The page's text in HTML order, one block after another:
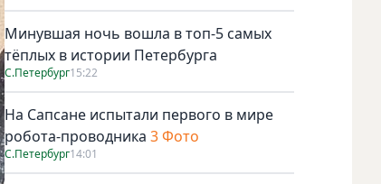
Минувшая ночь вошла в топ-5 самых
тёплых в истории Петербурга
С.Петербург15:22
На Сапсане испытали первого в мире
робота-проводника 3 Фото
С.Петербург14:01